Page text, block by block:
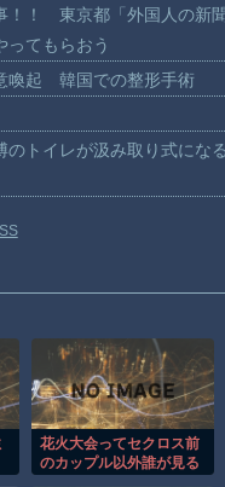
！ 東京都「外国人の新
ってもらおう
喚起 韓国での整形手術
のトイレが汲み取り式にな
花火大会ってセクロス前
のカップル以外誰が見る